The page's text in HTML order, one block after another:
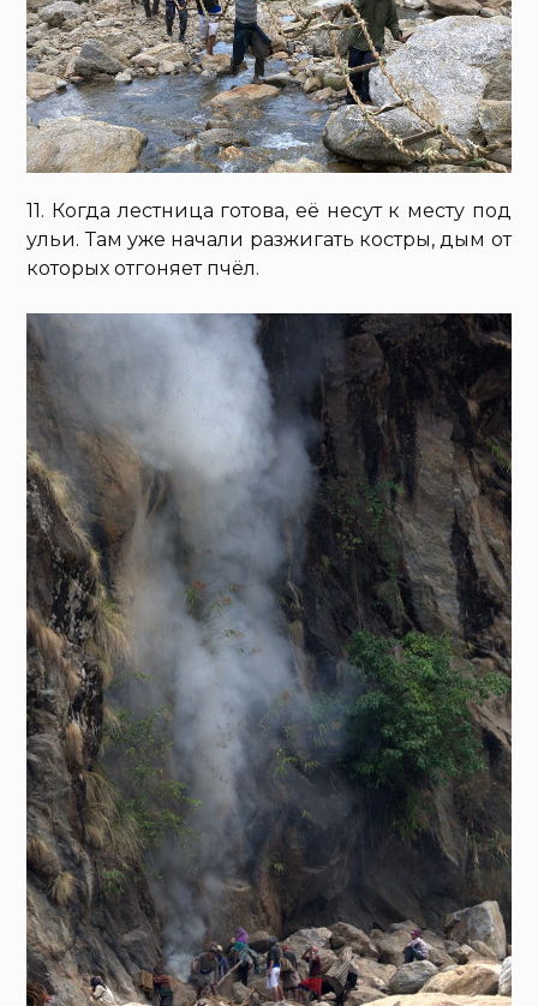
11. Когда лестница готова, её несут к месту под
ульи. Там уже начали разжигать костры, дым от
которых отгоняет пчёл.